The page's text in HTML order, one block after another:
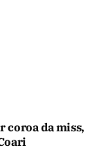
coroa da miss,